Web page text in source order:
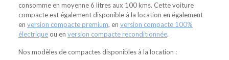
consomme en moyenne 6 litres aux 100 kms. Cette voiture
compacte est également disponible à la location en également
en version compacte premium, en version compacte 100%
électrique ou en version compacte reconditionnée.
Nos modèles de compactes disponibles à la location :